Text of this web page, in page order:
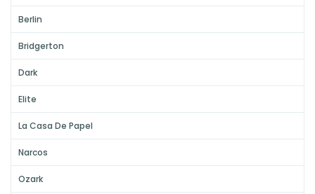
Berlin
Bridgerton
Dark
Elite
La Casa De Papel
Narcos
Ozark